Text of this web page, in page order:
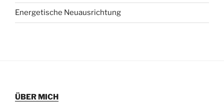
Energetische Neuausrichtung
ÜBER MICH